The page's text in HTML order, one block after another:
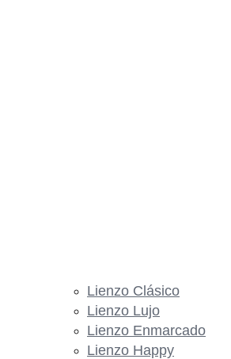
Lienzo Clásico
Lienzo Lujo
Lienzo Enmarcado
Lienzo Happy